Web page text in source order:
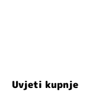
Uvjeti kupnje